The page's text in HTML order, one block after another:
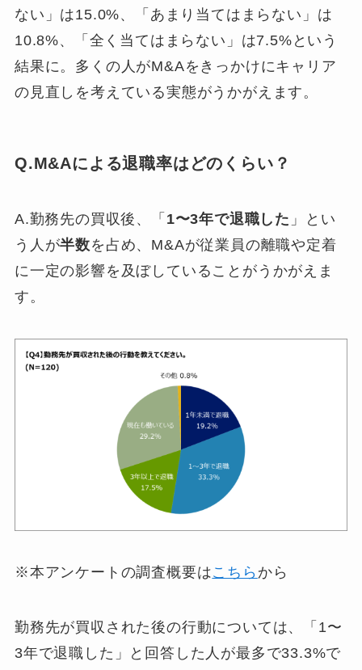
ない」は15.0%、「あまり当てはまらない」は
10.8%、「全く当てはまらない」は7.5%という
結果に。多くの人がM&Aをきっかけにキャリア
の見直しを考えている実態がうかがえます。
Q.M&Aによる退職率はどのくらい？
A.勤務先の買収後、「 1〜3年で退職した 」とい
う人が半数を占め、M&Aが従業員の離職や定着
に一定の影響を及ぼしていることがうかがえま
す。
※本アンケートの調査概要はこちら から
勤務先が買収された後の行動については、「1〜
3年で退職した」と回答した人が最多で33.3%で